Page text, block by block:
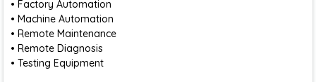
• Factory Automation
• Machine Automation
• Remote Maintenance
• Remote Diagnosis
• Testing Equipment